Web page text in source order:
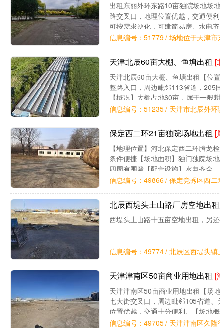
出租东丽外环东路10亩独院场地场
路交叉口，地理位置优越，交通便
可按需求硬化，可建简易房。水电
近小区，人流量大，适合做夜市、
信息编号：51779 / 场地位于天津
天津北辰60亩大棚、鱼塘出租 [
天津北辰60亩大棚、鱼塘出租【位
整路入口，周边毗邻113省道，205
【概况】大棚占地60亩，属于一般
鱼类。有自来水井、380KVA动力电
信息编号：51235 / 天津市北辰外环
保定西二环21亩独院场地出租 [
【地理位置】河北保定西二环腾龙
条件便捷【场地面积】独门独院场
四周有围墙【配套设施】水电齐全
仓储、资源回收、渣土、建材中转、
信息编号：49866 / 保定竞秀区西
北辰西堤头土山路厂房空地出
西堤头土山路十五亩空地出租，另
信息编号：49774 / 北辰区西堤头
天津津南区50亩商业用地出租 [
天津津南区50亩商业用地出租【场
七大街交叉口，周边毗邻105省道
位置优越，交通十分便利。【场地
马路，周边居民区，繁华地段，适合
信息编号：49705 / 天津津南区久